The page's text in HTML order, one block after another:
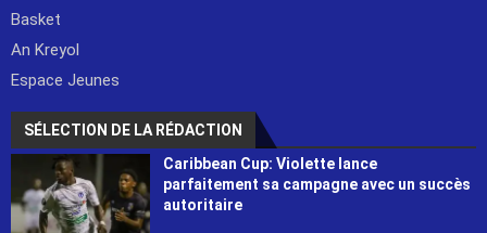
Basket
An Kreyol
Espace Jeunes
SÉLECTION DE LA RÉDACTION
Caribbean Cup: Violette lance
parfaitement sa campagne avec un succès
autoritaire